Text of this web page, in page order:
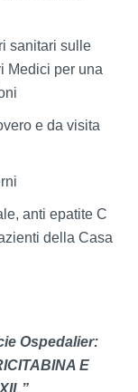
sanitari sulle
Medici per una
e da visita
anti epatite C
della Casa
Ospedalier:
E